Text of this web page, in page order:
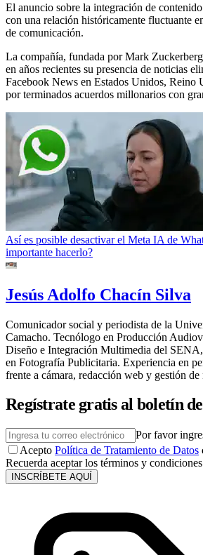
El anuncio sobre la integración de
con una relación históricamente fluctuante
de comunicación.
La compañía, fundada por Mark
en años recientes su presencia de noticias
Facebook News en Estados Unidos, Reino
por terminados acuerdos millonarios con
Así es posible desactivar el Meta IA de
importante hacerlo?
Jesús Adolfo Chacín Silva
Comunicador social y periodista de la
Camacho. Tecnólogo en Producción
Diseño e Integración Multimedia del SENA,
en Fotografía Publicitaria. Experiencia en
frente a cámara, redacción web y gestión de
Regístrate gratis al boletín
Por favor
Acepto Política de Tratamiento de Datos
Recuerda aceptar los términos y
INSCRÍBETE AQUÍ